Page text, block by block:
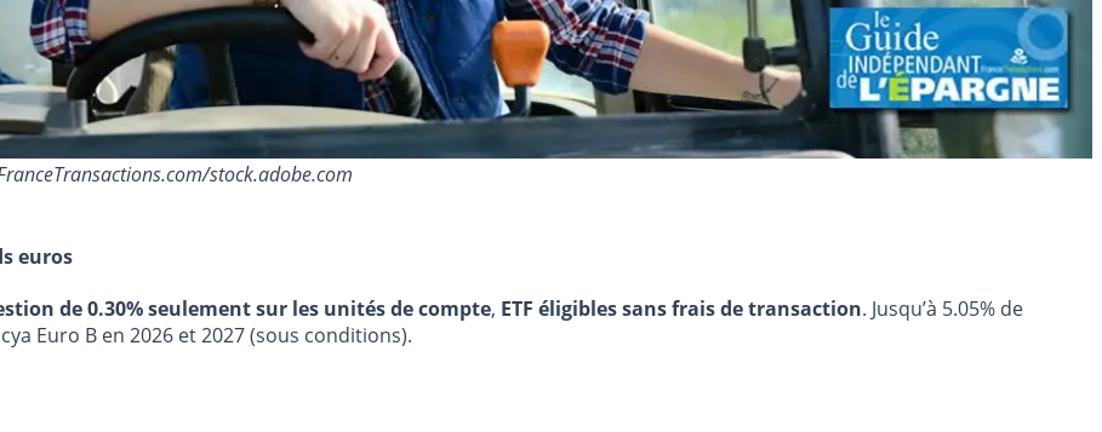
stock.adobe.com
euros
de 0.30% seulement sur les unités de compte, ETF éligibles sans frais de transaction. Jusqu’à 5.05% de
Euro B en 2026 et 2027 (sous conditions).